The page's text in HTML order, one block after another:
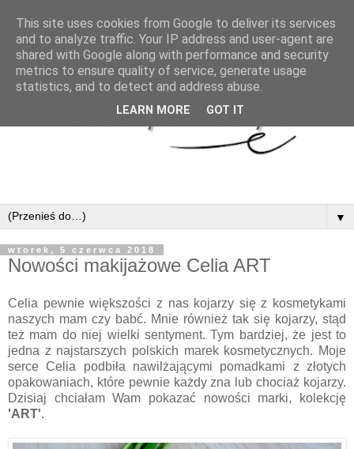
▼
wtorek, 5 czerwca 2018
Nowości makijażowe Celia ART
Celia pewnie większości z nas kojarzy się z kosmetykami
naszych mam czy babć. Mnie również tak się kojarzy, stąd
też mam do niej wielki sentyment. Tym bardziej, że jest to
jedna z najstarszych polskich marek kosmetycznych. Moje
serce Celia podbiła nawilżającymi pomadkami z złotych
opakowaniach, które pewnie każdy zna lub chociaż kojarzy.
Dzisiaj chciałam Wam pokazać nowości marki, kolekcję
'ART'.
This site uses cookies from Google to deliver its services
and to analyze traffic. Your IP address and user-agent are
shared with Google along with performance and security
metrics to ensure quality of service, generate usage
statistics, and to detect and address abuse.
LEARN MORE GOT IT